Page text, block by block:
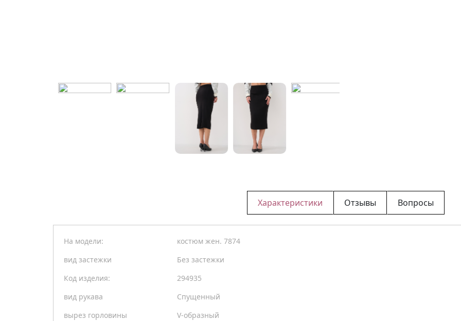
Характеристики Отзывы Вопросы
На модели:
костюм жен. 7874
вид застежки
Без застежки
Код изделия:
294935
вид рукава
Спущенный
вырез горловины
V-образный